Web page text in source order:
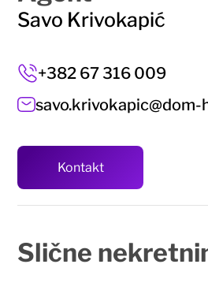
Savo Krivokapić
+382 67 316 009
savo.krivokapic@dom-
Kontakt
Slične